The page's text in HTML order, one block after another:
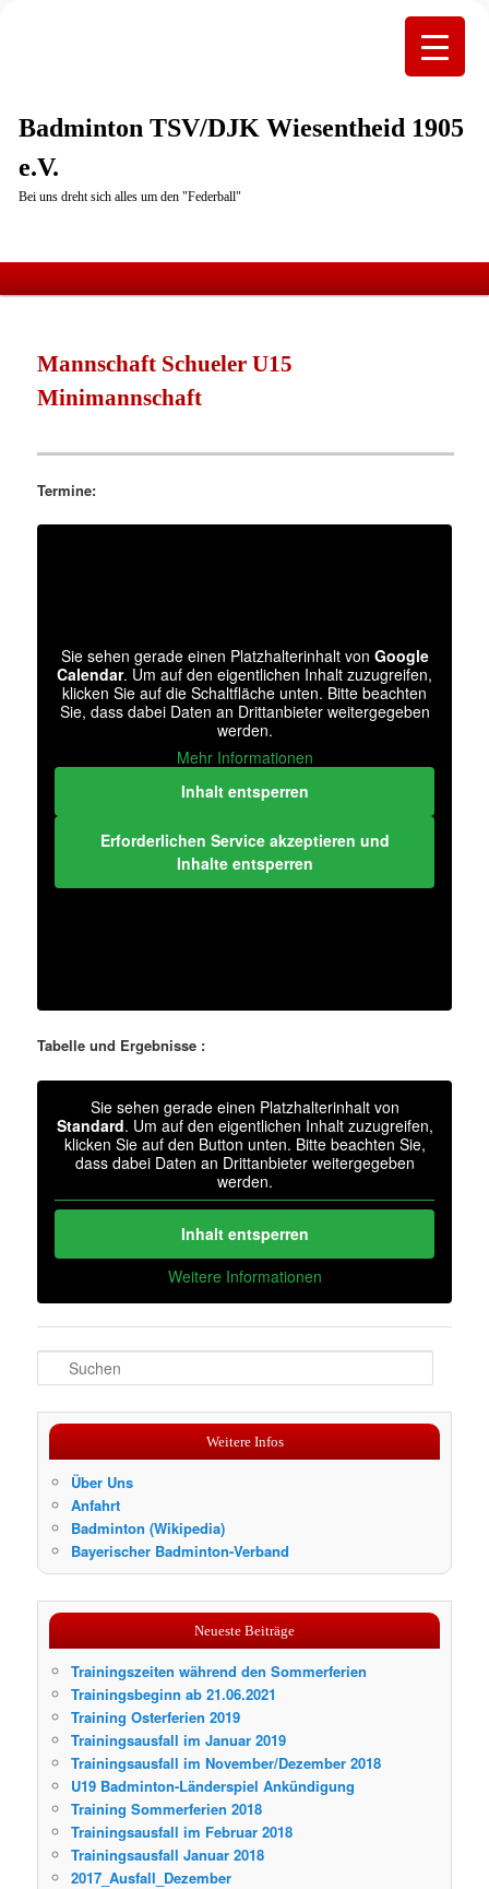
Badminton TSV/DJK Wiesentheid 1905
e.V.
Bei uns dreht sich alles um den "Federball"
Mannschaft Schueler U15
Minimannschaft
Termine:
Sie sehen gerade einen Platzhalterinhalt von Google
Calendar. Um auf den eigentlichen Inhalt zuzugreifen,
klicken Sie auf die Schaltfläche unten. Bitte beachten
Sie, dass dabei Daten an Drittanbieter weitergegeben
werden.
Mehr Informationen
Inhalt entsperren
Erforderlichen Service akzeptieren und
Inhalte entsperren
Tabelle und Ergebnisse :
Sie sehen gerade einen Platzhalterinhalt von
Standard. Um auf den eigentlichen Inhalt zuzugreifen,
klicken Sie auf den Button unten. Bitte beachten Sie,
dass dabei Daten an Drittanbieter weitergegeben
werden.
Inhalt entsperren
Weitere Informationen
u
Weitere Infos
Über Uns
Anfahrt
Badminton (Wikipedia)
Bayerischer Badminton-Verband
Neueste Beiträge
Trainingszeiten während den Sommerferien
Trainingsbeginn ab 21.06.2021
Training Osterferien 2019
Trainingsausfall im Januar 2019
Trainingsausfall im November/Dezember 2018
U19 Badminton-Länderspiel Ankündigung
Training Sommerferien 2018
Trainingsausfall im Februar 2018
Trainingsausfall Januar 2018
2017_Ausfall_Dezember